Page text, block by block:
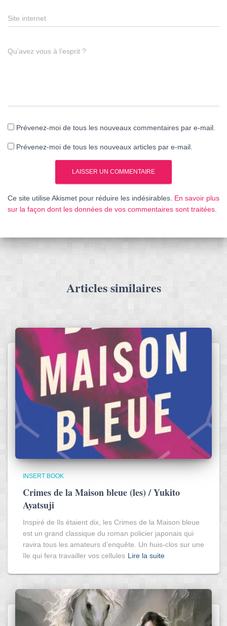
Site internet
Qu’avez vous à l’esprit ?
Prévenez-moi de tous les nouveaux commentaires par e-mail.
Prévenez-moi de tous les nouveaux articles par e-mail.
Ce site utilise Akismet pour réduire les indésirables. En savoir plus
sur la façon dont les données de vos commentaires sont traitées.
Articles similaires
INSERT BOOK
Crimes de la Maison bleue (les) / Yukito
Ayatsuji
Inspiré de Ils étaient dix, les Crimes de la Maison bleue
est un grand classique du roman policier japonais qui
ravira tous les amateurs d’enquête. Un huis-clos sur une
île qui fera travailler vos cellules Lire la suite